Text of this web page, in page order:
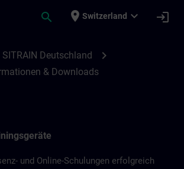
search place Switzerland expand_more login
SITRAIN Deutschland chevron_right
& Downloads
und Online-Schulungen erfolgreich